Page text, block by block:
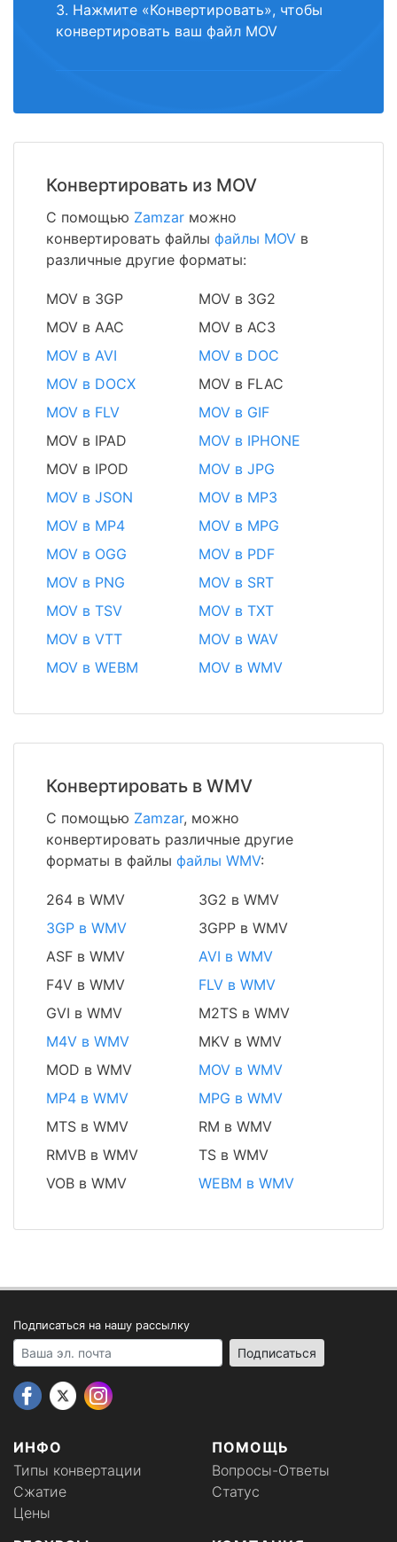
3. Нажмите «Конвертировать», чтобы
конвертировать ваш файл MOV
Конвертировать из MOV
С помощью Zamzar можно
конвертировать файлы файлы MOV в
различные другие форматы:
MOV в 3GP
MOV в 3G2
MOV в AAC
MOV в AC3
MOV в AVI
MOV в DOC
MOV в DOCX
MOV в FLAC
MOV в FLV
MOV в GIF
MOV в IPAD
MOV в IPHONE
MOV в IPOD
MOV в JPG
MOV в JSON
MOV в MP3
MOV в MP4
MOV в MPG
MOV в OGG
MOV в PDF
MOV в PNG
MOV в SRT
MOV в TSV
MOV в TXT
MOV в VTT
MOV в WAV
MOV в WEBM
MOV в WMV
Конвертировать в WMV
С помощью Zamzar, можно
конвертировать различные другие
форматы в файлы файлы WMV:
264 в WMV
3G2 в WMV
3GP в WMV
3GPP в WMV
ASF в WMV
AVI в WMV
F4V в WMV
FLV в WMV
GVI в WMV
M2TS в WMV
M4V в WMV
MKV в WMV
MOD в WMV
MOV в WMV
MP4 в WMV
MPG в WMV
MTS в WMV
RM в WMV
RMVB в WMV
TS в WMV
VOB в WMV
WEBM в WMV
ИНФО
Типы конвертации
Сжатие
Цены
ПОМОЩЬ
Вопросы-Ответы
Статус
Подписаться на нашу рассылку
Your email address Подписаться